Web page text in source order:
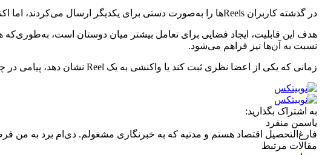
در گذشته کاربران Reelsها را به‌صورت دستی برای یکدیگر ارسال می‌کردند، اما اکنون با استفاده از Blend می‌توانند تمام ویدیوهای پیشنهادی را در یک فید مشترک مشاهده کنند.
هدف این قابلیت، ایجاد فضایی برای تعامل بیشتر میان دوستان است، به‌طوری‌که
نسبت به آن‌ها نیز فراهم می‌شود.
زمانی که یکی از اعضا نظری ثبت کند یا واکنشی به یک Reel نشان دهد، پیامی در چت ظاهر می‌شود و این موضوع می‌تواند باعث ادامه‌ی گفت‌وگو شود.
به اشتراک بگذارید:
یاسمن منفرد
فارغ‌التحصیل اقتصاد هستم و مدتیه که به خبرنگاری مشغولم. دی‌ام برد به من
مقالات مرتبط